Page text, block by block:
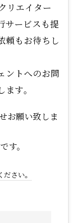
リエイター
サービスも提
頼もお待ちし
ントへのお問
す。
お願い致しま
す。
さい。